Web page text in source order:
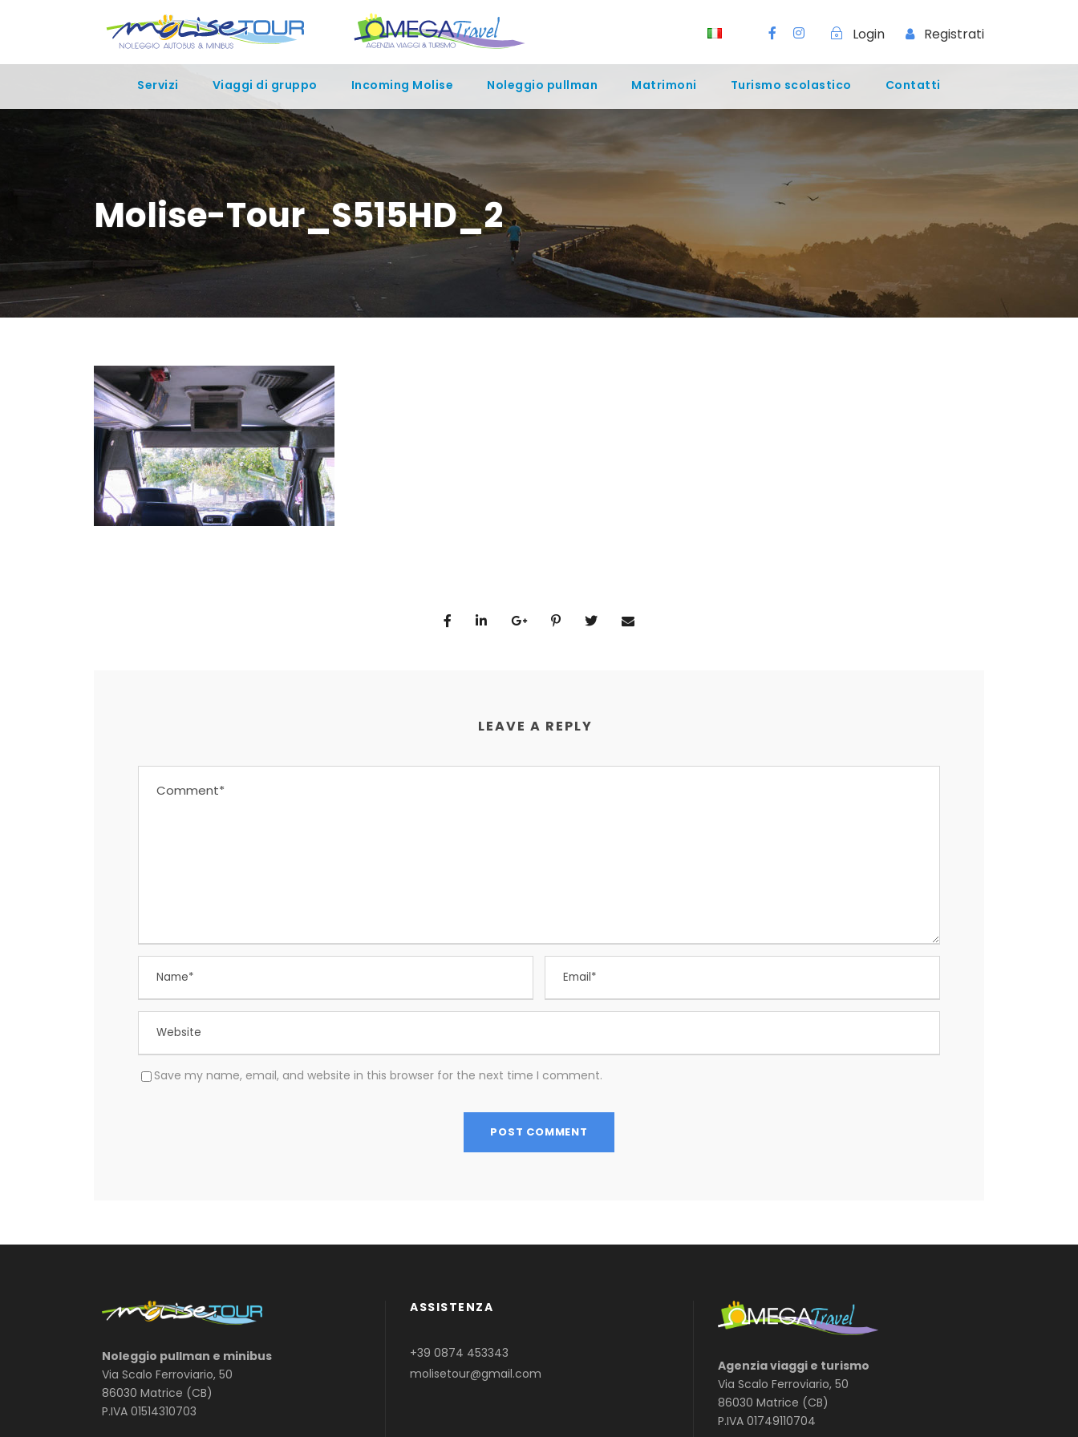
Login Registrati
Servizi Viaggi di gruppo Incoming Molise Noleggio pullman Matrimoni Turismo scolastico Contatti
Molise-Tour_S515HD_2
LEAVE A REPLY
Save my name, email, and website in this browser for the next time I comment.
Noleggio pullman e minibus
Via Scalo Ferroviario, 50
86030 Matrice (CB)
P.IVA 01514310703
ASSISTENZA
+39 0874 453343
molisetour@gmail.com
Agenzia viaggi e turismo
Via Scalo Ferroviario, 50
86030 Matrice (CB)
P.IVA 01749110704